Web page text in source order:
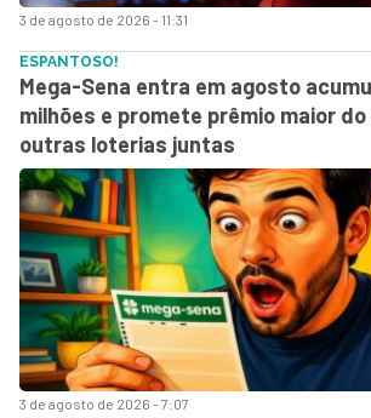
3 de agosto de 2026 - 11:31
3 de agosto de 2026 - 7:07
ESPANTOSO!
Mega-Sena entra em agosto
milhões e promete prêmio maior
outras loterias juntas